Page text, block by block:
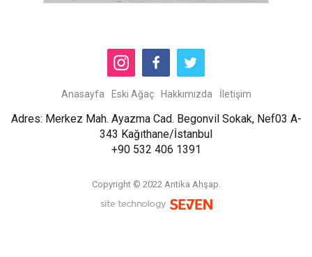
Anasayfa Eski Ağaç Hakkımızda İletişim
Adres: Merkez Mah. Ayazma Cad. Begonvil Sokak, Nef03 A-
343 Kağıthane/İstanbul
+90 532 406 1391
Copyright © 2022 Antika Ahşap.